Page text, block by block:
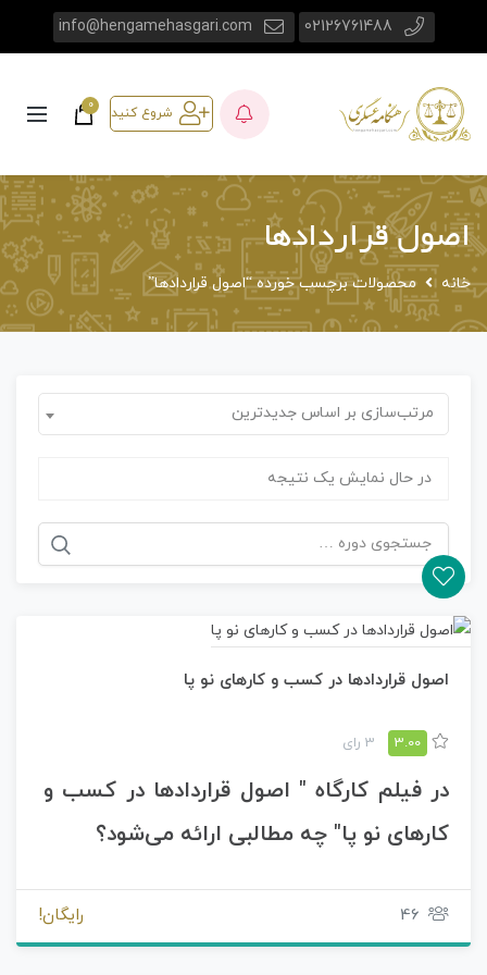
02126761488
info@hengamehasgari.com
شروع کنید 0
اصول قراردادها
خانه محصولات برچسب خورده “اصول قراردادها”
مرتب‌سازی بر اساس جدیدترین
در حال نمایش یک نتیجه
جستجو
برای:
اصول قراردادها در کسب و کارهای نو پا
3.00 3 رای
در فیلم کارگاه " اصول قراردادها در کسب و
کارهای نو پا" چه مطالبی ارائه می‌شود؟
تعریف قرارداد و ارکان عمومی قراردادها
چطور همان ابتدای شروع کسب و کارنوپا، آن را نابود نکنیم؟
اصلی‌ترین دلیل فروپاشی تیم های استارتاپی چه خواهد
46 رایگان!